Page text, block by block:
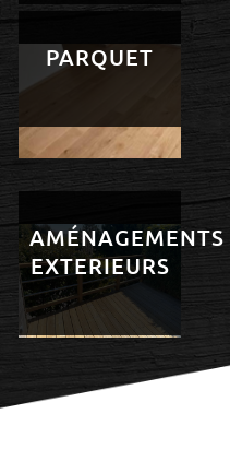
PARQUET
AMÉNAGEMENTS
EXTERIEURS